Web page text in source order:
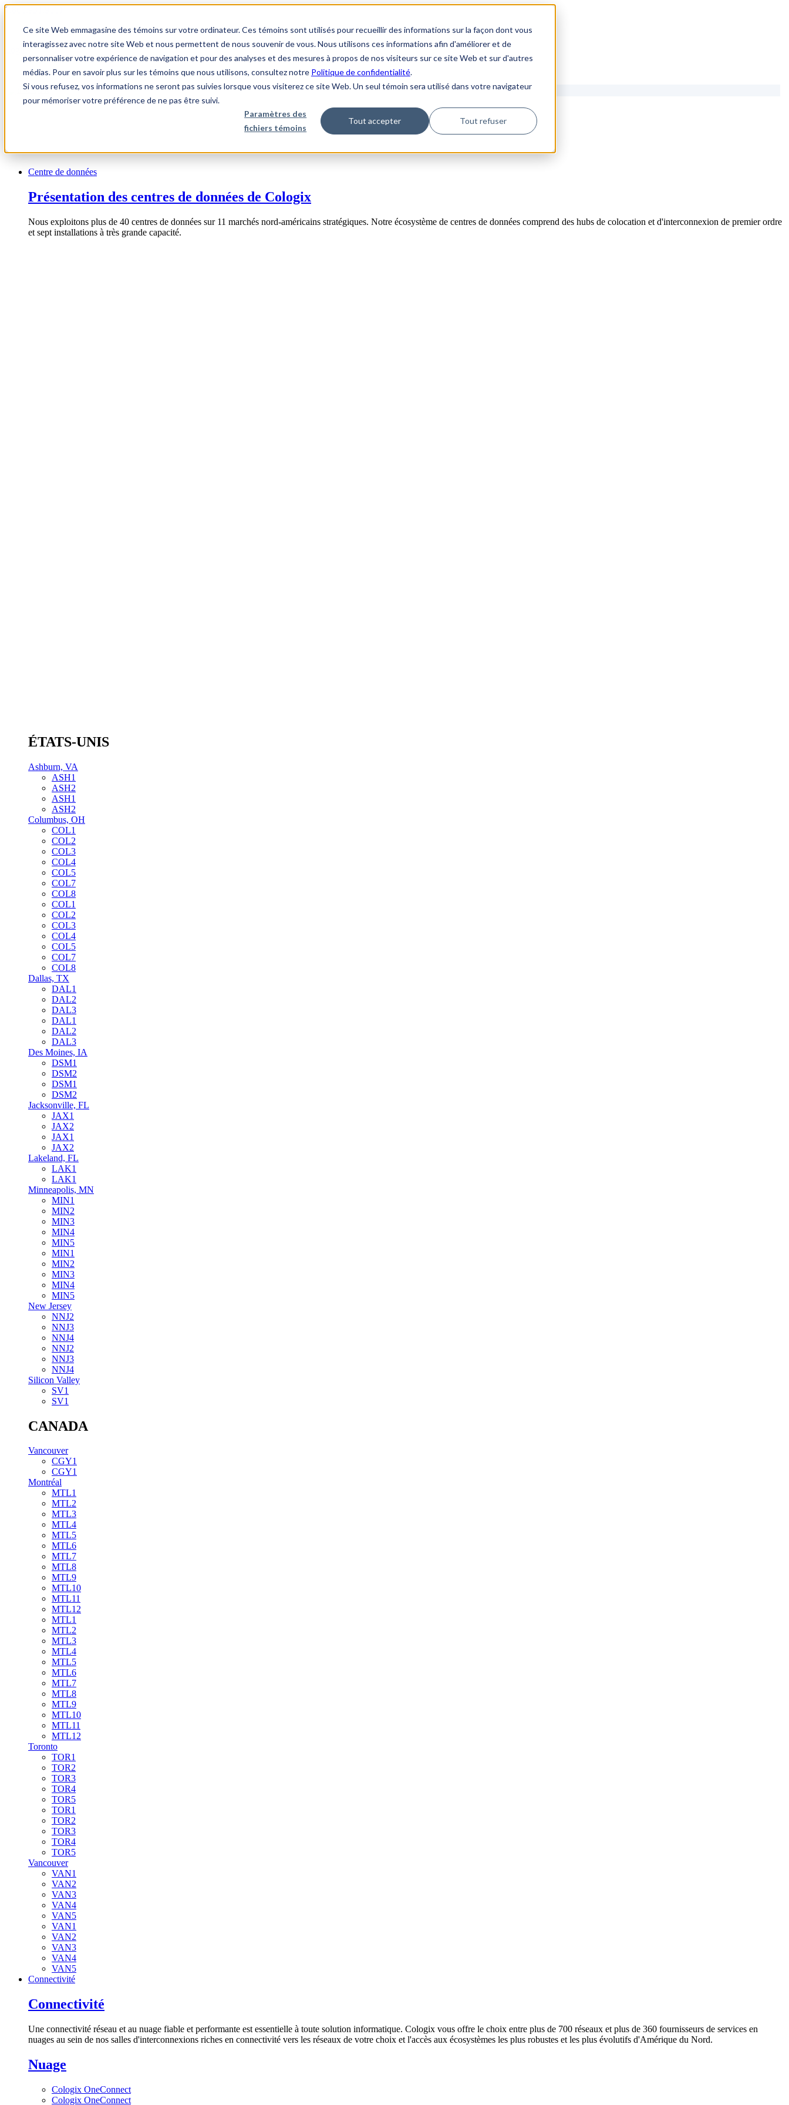
Ce site Web emmagasine des témoins sur votre ordinateur. Ces témoins sont utilisés pour recueillir des informations sur la façon dont vous
interagissez avec notre site Web et nous permettent de nous souvenir de vous. Nous utilisons ces informations afin d'améliorer et de
personnaliser votre expérience de navigation et pour des analyses et des mesures à propos de nos visiteurs sur ce site Web et sur d'autres
médias. Pour en savoir plus sur les témoins que nous utilisons, consultez notre Politique de confidentialité.
Si vous refusez, vos informations ne seront pas suivies lorsque vous visiterez ce site Web. Un seul témoin sera utilisé dans votre navigateur
pour mémoriser votre préférence de ne pas être suivi.
Paramètres des
fichiers témoins
Tout accepter Tout refuser
1.866.931.9661
Login
FR
Centre de données
Présentation des centres de données de Cologix
Nous exploitons plus de 40 centres de données sur 11 marchés nord-américains stratégiques. Notre écosystème de centres de données comprend des hubs de colocation et d'interconnexion de premier ordre
et sept installations à très grande capacité.
ÉTATS-UNIS
Ashburn, VA
ASH1
ASH2
ASH1
ASH2
Columbus, OH
COL1
COL2
COL3
COL4
COL5
COL7
COL8
COL1
COL2
COL3
COL4
COL5
COL7
COL8
Dallas, TX
DAL1
DAL2
DAL3
DAL1
DAL2
DAL3
Des Moines, IA
DSM1
DSM2
DSM1
DSM2
Jacksonville, FL
JAX1
JAX2
JAX1
JAX2
Lakeland, FL
LAK1
LAK1
Minneapolis, MN
MIN1
MIN2
MIN3
MIN4
MIN5
MIN1
MIN2
MIN3
MIN4
MIN5
New Jersey
NNJ2
NNJ3
NNJ4
NNJ2
NNJ3
NNJ4
Silicon Valley
SV1
SV1
CANADA
Vancouver
CGY1
CGY1
Montréal
MTL1
MTL2
MTL3
MTL4
MTL5
MTL6
MTL7
MTL8
MTL9
MTL10
MTL11
MTL12
MTL1
MTL2
MTL3
MTL4
MTL5
MTL6
MTL7
MTL8
MTL9
MTL10
MTL11
MTL12
Toronto
TOR1
TOR2
TOR3
TOR4
TOR5
TOR1
TOR2
TOR3
TOR4
TOR5
Vancouver
VAN1
VAN2
VAN3
VAN4
VAN5
VAN1
VAN2
VAN3
VAN4
VAN5
Connectivité
Connectivité
Une connectivité réseau et au nuage fiable et performante est essentielle à toute solution informatique. Cologix vous offre le choix entre plus de 700 réseaux et plus de 360 fournisseurs de services en
nuages au sein de nos salles d'interconnexions riches en connectivité vers les réseaux de votre choix et l'accès aux écosystèmes les plus robustes et les plus évolutifs d'Amérique du Nord.
Nuage
Cologix OneConnect
Cologix OneConnect